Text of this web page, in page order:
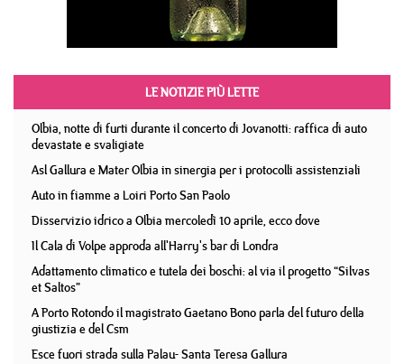
LE NOTIZIE PIÙ LETTE
Olbia, notte di furti durante il concerto di Jovanotti: raffica di auto
devastate e svaligiate
Asl Gallura e Mater Olbia in sinergia per i protocolli assistenziali
Auto in fiamme a Loiri Porto San Paolo
Disservizio idrico a Olbia mercoledì 10 aprile, ecco dove
Il Cala di Volpe approda all'Harry's bar di Londra
Adattamento climatico e tutela dei boschi: al via il progetto “Silvas
et Saltos”
A Porto Rotondo il magistrato Gaetano Bono parla del futuro della
giustizia e del Csm
Esce fuori strada sulla Palau- Santa Teresa Gallura